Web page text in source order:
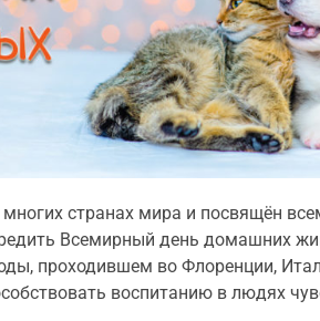
многих странах мира и посвящён
Всемирный день домашних
проходившем во Флоренции,
воспитанию в людях